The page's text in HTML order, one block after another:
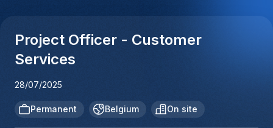
Project Officer - Customer
Services
28/07/2025
Permanent Belgium On site